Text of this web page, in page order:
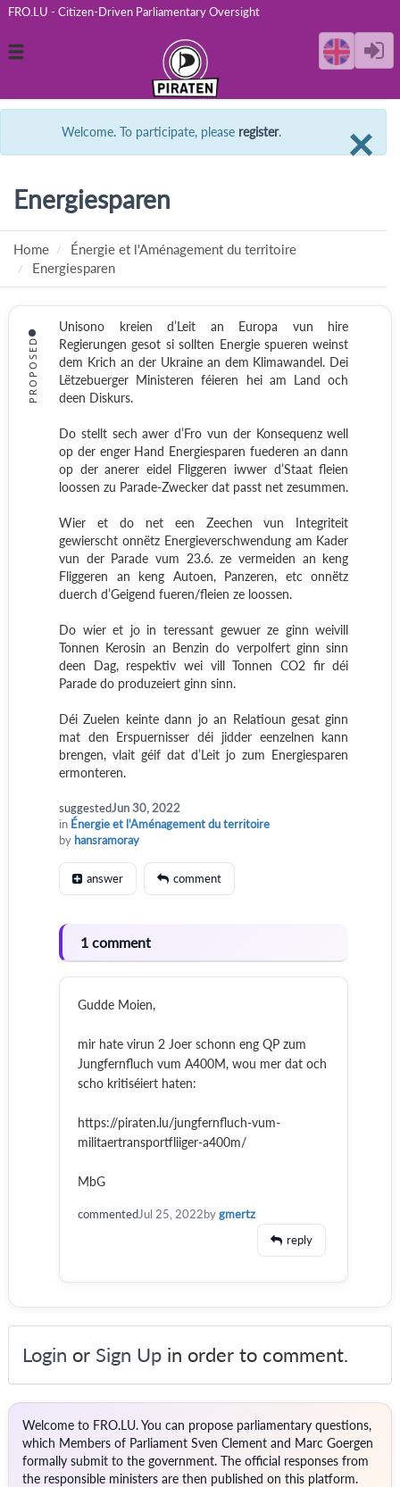
FRO.LU - Citizen-Driven Parliamentary Oversight
Toggle
×
Welcome. To participate, please register.
Energiesparen
Home
Énergie et l'Aménagement du territoire
Energiesparen
PROPOSED
Unisono kreien d’Leit an Europa vun hire
Regierungen gesot si sollten Energie spueren weinst
dem Krich an der Ukraine an dem Klimawandel. Dei
Lëtzebuerger Ministeren féieren hei am Land och
deen Diskurs.
Do stellt sech awer d’Fro vun der Konsequenz well
op der enger Hand Energiesparen fuederen an dann
op der anerer eidel Fliggeren iwwer d’Staat fleien
loossen zu Parade-Zwecker dat passt net zesummen.
Wier et do net een Zeechen vun Integriteit
gewierscht onnëtz Energieverschwendung am Kader
vun der Parade vum 23.6. ze vermeiden an keng
Fliggeren an keng Autoen, Panzeren, etc onnëtz
duerch d’Geigend fueren/fleien ze loossen.
Do wier et jo in teressant gewuer ze ginn weivill
Tonnen Kerosin an Benzin do verpolfert ginn sinn
deen Dag, respektiv wei vill Tonnen CO2 fir déi
Parade do produzeiert ginn sinn.
Déi Zuelen keinte dann jo an Relatioun gesat ginn
mat den Erspuernisser déi jidder eenzelnen kann
brengen, vlait géif dat d’Leit jo zum Energiesparen
ermonteren.
suggestedJun 30, 2022
in Énergie et l'Aménagement du territoire
by hansramoray
answer comment
1 comment
Gudde Moien,
mir hate virun 2 Joer schonn eng QP zum
Jungfernfluch vum A400M, wou mer dat och
scho kritiséiert haten:
https://piraten.lu/jungfernfluch-vum-
militaertransportfliiger-a400m/
MbG
commentedJul 25, 2022bygmertz
reply
Login or Sign Up in order to comment.
Welcome to FRO.LU. You can propose parliamentary questions,
which Members of Parliament Sven Clement and Marc Goergen
formally submit to the government. The official responses from
the responsible ministers are then published on this platform.